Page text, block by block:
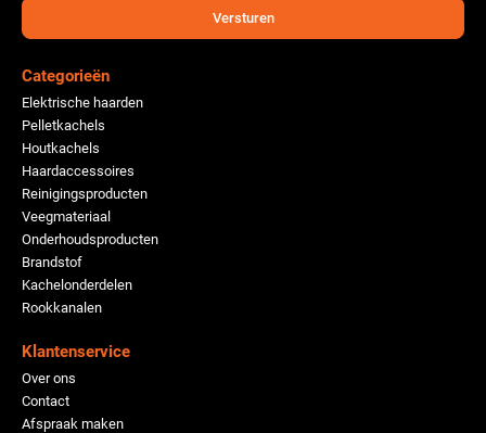
Versturen
Categorieën
Elektrische haarden
Pelletkachels
Houtkachels
Haardaccessoires
Reinigingsproducten
Veegmateriaal
Onderhoudsproducten
Brandstof
Kachelonderdelen
Rookkanalen
Klantenservice
Over ons
Contact
Afspraak maken